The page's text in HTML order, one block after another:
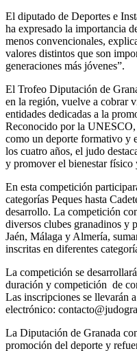
El diputado de Deportes e
ha expresado la importancia
menos convencionales,
valores distintos que son
generaciones más jóvenes”.
El Trofeo Diputación de
en la región, vuelve a cobrar
entidades dedicadas a la
Reconocido por la
como un deporte formativo y
los cuatro años, el judo
y promover el bienestar físico
En esta competición
categorías Peques hasta
desarrollo. La competición
diversos clubes granadinos y
Jaén, Málaga y Almería,
inscritas en diferentes
La competición se
duración y competición de
Las inscripciones se llevarán
electrónico:
La Diputación de Granada
promoción del deporte y